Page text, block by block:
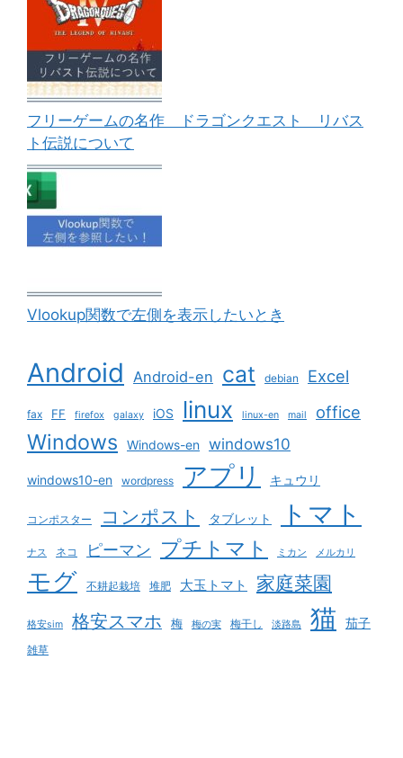
フリーゲームの名作 ドラゴンクエスト リバス
ト伝説について
Vlookup関数で左側を表示したいとき
Android Android-en cat debian Excel
fax FF firefox galaxy iOS linux linux-en mail office
Windows Windows-en windows10
windows10-en wordpress アプリ キュウリ
コンポスター コンポスト タブレット トマト
ナス ネコ ピーマン プチトマト ミカン メルカリ
モグ 不耕起栽培 堆肥 大玉トマト 家庭菜園
格安sim 格安スマホ 梅 梅の実 梅干し 淡路島 猫 茄子
雑草